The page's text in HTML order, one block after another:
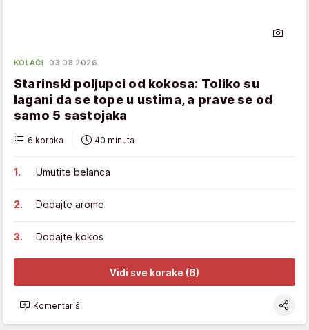
KOLAČI 03.08.2026.
Starinski poljupci od kokosa: Toliko su
lagani da se tope u ustima, a prave se od
samo 5 sastojaka
6 koraka 40 minuta
Umutite belanca
Dodajte arome
Dodajte kokos
Vidi sve korake (6)
Komentariši